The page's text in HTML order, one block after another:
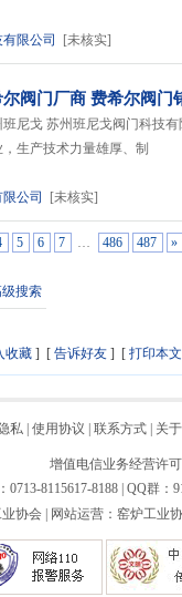
限公司
[未核实]
阀门厂商 费希尔阀门
尼戈 苏州班尼戈阀门科技
生产技术力量雄厚、制
公司
[未核实]
5 6 7 … 486 487 »
搜索
收藏 ] [ 告诉好友 ] [ 打印本文
私 使用协议 联系方式 关
增值电信业务经营许
0713-8115617-8188 | QQ群：
协会 | 网站运营：窑炉工业